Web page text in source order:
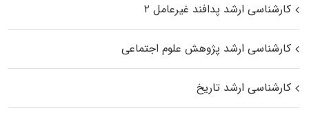
کارشناسی ارشد پدافند غیرعامل ۲
کارشناسی ارشد پژوهش علوم اجتماعی
کارشناسی ارشد تاریخ